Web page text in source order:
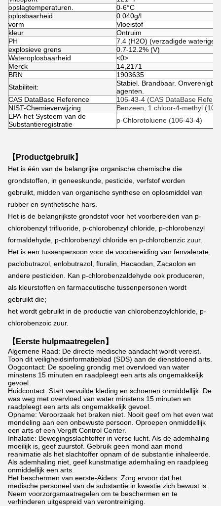
opslagtemperaturen.
0-6°C
oplosbaarheid
0.040g/l
vorm
Vloeistof
kleur
Ontruim
PH
7.4 (H2O) (verzadigde waterige
explosieve grens
0.7-12.2% (V)
Wateroplosbaarheid
<0>
Merck
14,2171
BRN
1903635
Stabiliteit:
Stabiel. Brandbaar.
agenten.
CAS DataBase Reference
106-43-4 (CAS DataBase
NIST-Chemieverwijzing
Benzeen, 1 chloor-4-methyl
EPA-het Systeem van de
Substantieregistratie
p-Chlorotoluene (106-43-4)
【Productgebruik】
Het is één van de belangrijke organische chemische die
grondstoffen, in geneeskunde, pesticide, verfstof worden
gebruikt, midden van organische synthese en oplosmiddel van
rubber en synthetische hars.
Het is de belangrijkste grondstof voor het voorbereiden van p-
chlorobenzyl trifluoride, p-chlorobenzyl chloride, p-chlorobenzyl
formaldehyde, p-chlorobenzyl chloride en p-chlorobenzic zuur.
Het is een tussenpersoon voor de voorbereiding van fenvalerate,
paclobutrazol, enlobutrazol, fluralin, Hacaodan, Zacaolon en
andere pesticiden. Kan p-chlorobenzaldehyde ook produceren,
als kleurstoffen en farmaceutische tussenpersonen wordt
gebruikt die;
het wordt gebruikt in de productie van chlorobenzoylchloride, p-
chlorobenzoic zuur.
【Eerste hulpmaatregelen】
Algemene Raad: De directe medische aandacht wordt vereist.
Toon dit veiligheidsinformatieblad (SDS) aan de dienstdoend arts.
Oogcontact: De spoeling grondig met overvloed van water
minstens 15 minuten en raadpleegt een arts als ongemakkelijk
gevoel.
Huidcontact: Start vervuilde kleding en schoenen onmiddellijk. De
was weg met overvloed van water minstens 15 minuten en
raadpleegt een arts als ongemakkelijk gevoel.
Opname: Veroorzaak het braken niet. Nooit geef om het even wat
mondeling aan een onbewuste persoon. Oproepen onmiddellijk
een arts of een Vergift Control Center.
Inhalatie: Bewegingsslachtoffer in verse lucht. Als de ademhaling
moeilijk is, geef zuurstof. Gebruik geen mond aan mond
reanimatie als het slachtoffer opnam of de substantie inhaleerde.
Als ademhaling niet, geef kunstmatige ademhaling en raadpleeg
onmiddellijk een arts.
Het beschermen van eerste-Aiders: Zorg ervoor dat het
medische personeel van de substantie in kwestie zich bewust is.
Neem voorzorgsmaatregelen om te beschermen en te
verhinderen uitgespreid van verontreiniging.